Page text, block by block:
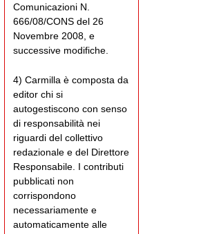
Comunicazioni N.
666/08/CONS del 26
Novembre 2008, e
successive modifiche.
4) Carmilla è composta da
editor chi si
autogestiscono con senso
di responsabilità nei
riguardi del collettivo
redazionale e del Direttore
Responsabile. I contributi
pubblicati non
corrispondono
necessariamente e
automaticamente alle